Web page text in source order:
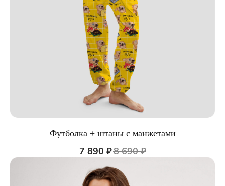
Футболка + штаны с манжетами
7 890 ₽8 690 ₽